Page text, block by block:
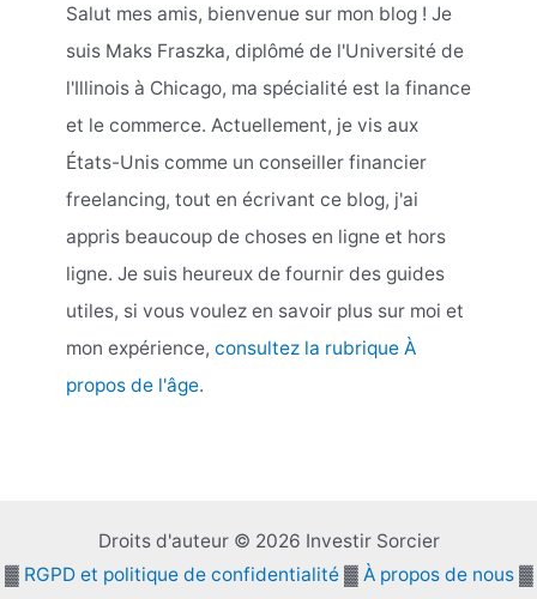
Salut mes amis, bienvenue sur mon blog ! Je
suis Maks Fraszka, diplômé de l'Université de
l'Illinois à Chicago, ma spécialité est la finance
et le commerce. Actuellement, je vis aux
États-Unis comme un conseiller financier
freelancing, tout en écrivant ce blog, j'ai
appris beaucoup de choses en ligne et hors
ligne. Je suis heureux de fournir des guides
utiles, si vous voulez en savoir plus sur moi et
mon expérience, consultez la rubrique À
propos de l'âge.
Droits d'auteur © 2026 Investir Sorcier
▓ RGPD et politique de confidentialité▓ À propos de nous▓